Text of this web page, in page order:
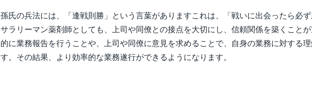
孫氏の兵法には、「逢戦則勝」という言葉がありますこれは、「戦いに出会ったら必
サラリーマン薬剤師としても、上司や同僚との接点を大切にし、信頼関係を築くこと
的に業務報告を行うことや、上司や同僚に意見を求めることで、自身の業務に対する
す。その結果、より効率的な業務遂行ができるようになります。